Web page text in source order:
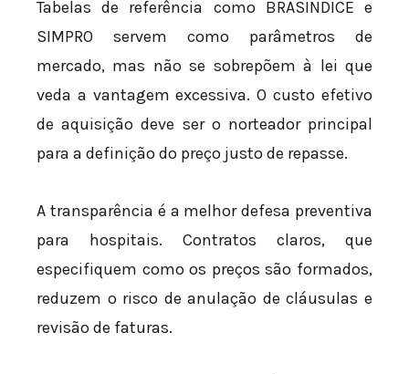
Tabelas de referência como BRASINDICE e
SIMPRO servem como parâmetros de
mercado, mas não se sobrepõem à lei que
veda a vantagem excessiva. O custo efetivo
de aquisição deve ser o norteador principal
para a definição do preço justo de repasse.
A transparência é a melhor defesa preventiva
para hospitais. Contratos claros, que
especifiquem como os preços são formados,
reduzem o risco de anulação de cláusulas e
revisão de faturas.